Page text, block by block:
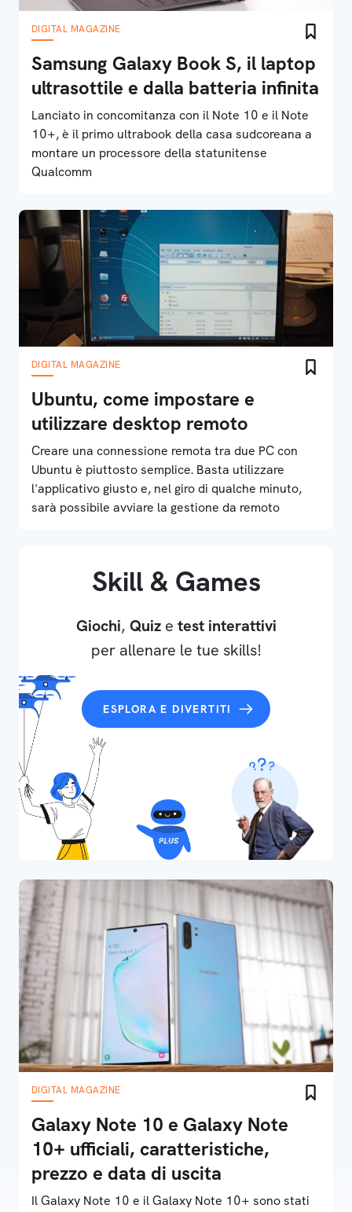
DIGITAL MAGAZINE
Samsung Galaxy Book S, il laptop
ultrasottile e dalla batteria infinita
Lanciato in concomitanza con il Note 10 e il Note
10+, è il primo ultrabook della casa sudcoreana a
montare un processore della statunitense
Qualcomm
DIGITAL MAGAZINE
Ubuntu, come impostare e
utilizzare desktop remoto
Creare una connessione remota tra due PC con
Ubuntu è piuttosto semplice. Basta utilizzare
l'applicativo giusto e, nel giro di qualche minuto,
sarà possibile avviare la gestione da remoto
Skill & Games
Giochi, Quize test interattivi
per allenare le tue skills!
ESPLORA E DIVERTITI
DIGITAL MAGAZINE
Galaxy Note 10 e Galaxy Note
10+ ufficiali, caratteristiche,
prezzo e data di uscita
Il Galaxy Note 10 e il Galaxy Note 10+ sono stati